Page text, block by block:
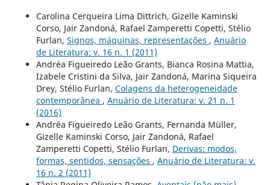
Carolina Cerqueira Lima Dittrich, Gizelle Kaminski
Corso, Jair Zandoná, Rafael Zamperetti Copetti, Stélio
Furlan, Signos, máquinas, representações , Anuário
de Literatura: v. 16 n. 1 (2011)
Andréa Figueiredo Leão Grants, Bianca Rosina Mattia,
Izabele Cristini da Silva, Jair Zandoná, Marina Siqueira
Drey, Stélio Furlan, Colagens da heterogeneidade
contemporânea , Anuário de Literatura: v. 21 n. 1
(2016)
Andréa Figueiredo Leão Grants, Fernanda Müller,
Gizelle Kaminski Corso, Jair Zandoná, Rafael
Zamperetti Copetti, Stélio Furlan, Derivas: modos,
formas, sentidos, sensações , Anuário de Literatura: v.
16 n. 2 (2011)